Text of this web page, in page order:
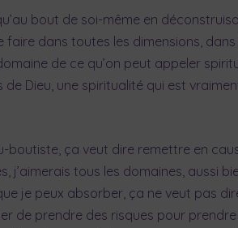
bout de soi-même en
faire dans toutes les dimensions,
de ce qu’on peut appeler
de Dieu, une spiritualité qui est
boutiste, ça veut dire remettre en
j’aimerais tous les domaines, aussi
je peux absorber, ça ne veut pas
de prendre des risques pour